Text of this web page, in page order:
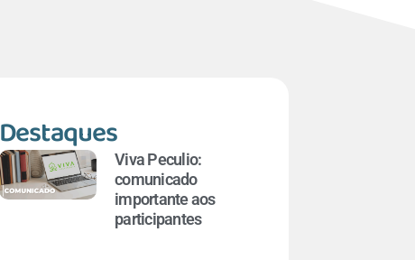
DestaquesViva Peculio:
comunicado
importante aos
participantes